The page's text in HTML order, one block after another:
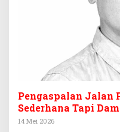
Pengaspalan Jalan
Sederhana Tapi
14 Mei 2026